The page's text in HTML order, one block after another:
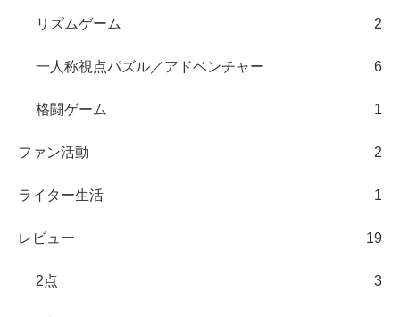
リズムゲーム 2
一人称視点パズル／アドベンチャー 6
格闘ゲーム 1
ファン活動 2
ライター生活 1
レビュー 19
2点 3